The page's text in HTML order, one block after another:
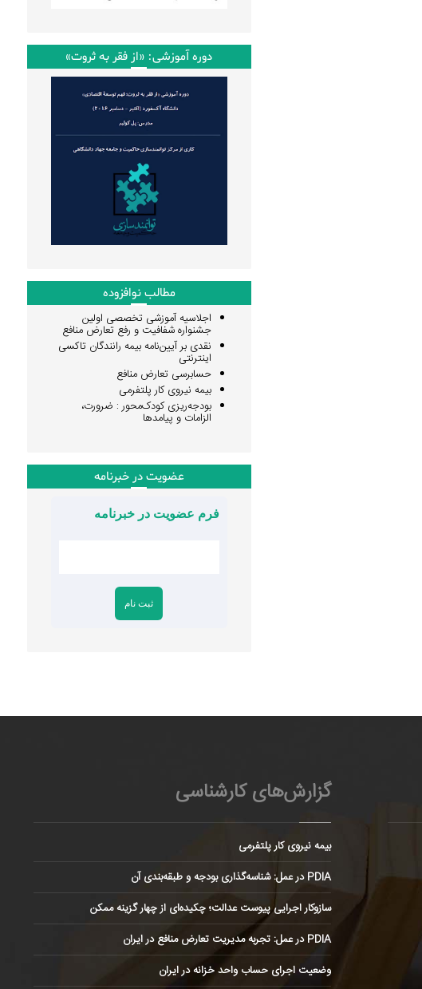
دوره آموزشی: «از فقر به ثروت»
مطالب نوافزوده
اجلاسیه آموزشی تخصصی اولین
جشنواره شفافیت و رفع تعارض منافع
نقدی بر آیین‌نامه بیمه رانندگان تاکسی
اینترنتی
حسابرسی تعارض منافع
بیمه نیروی کار پلتفرمی
بودجه‌ریزی کودک‌محور : ضرورت،
الزامات و پیامدها
عضویت در خبرنامه
فرم عضویت در خبرنامه
گزارش‌های کارشناسی
بیمه نیروی کار پلتفرمی
PDIA در عمل: شناسه‌گذاری بودجه و طبقه‌بندی آن
سازوکار اجرایی پیوست عدالت؛ چکیده‌ای از چهار گزینه ممکن
PDIA در عمل: تجربه مدیریت تعارض منافع در ایران
وضعیت اجرای حساب واحد خزانه در ایران